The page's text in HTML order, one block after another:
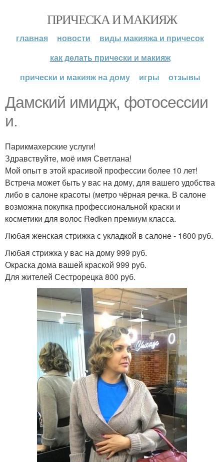
ПРИЧЕСКА И МАКИЯЖ
главная новости
виды макияжа и причесок
как делать прически и макияж
прически и макияж на дому
игры отзывы
Дамский имидж, фотосессии
и.
Парикмахерские услуги!
Здравствуйте, моё имя Светлана!
Мой опыт в этой красивой профессии более 10 лет!
Встреча может быть у вас на дому, для вашего удобства
либо в салоне красоты (метро чёрная речка. В салоне
возможна покупка профессиональной краски и
косметики для волос Redken премиум класса.
Любая женская стрижка с укладкой в салоне - 1600 руб.
Любая стрижка у вас на дому 999 руб.
Окраска дома вашей краской 999 руб.
Для жителей Сестрорецка 800 руб.